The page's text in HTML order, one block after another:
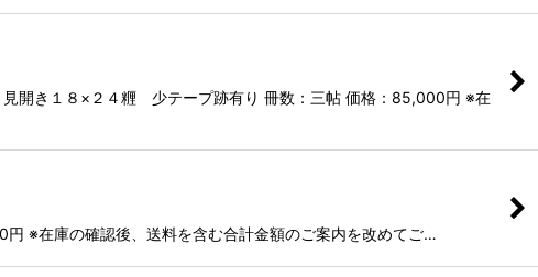
開き１８×２４糎 少テープ跡有り 冊数：三帖 価格：85,000円 ※在
※在庫の確認後、送料を含む合計金額のご案内を改めてご…